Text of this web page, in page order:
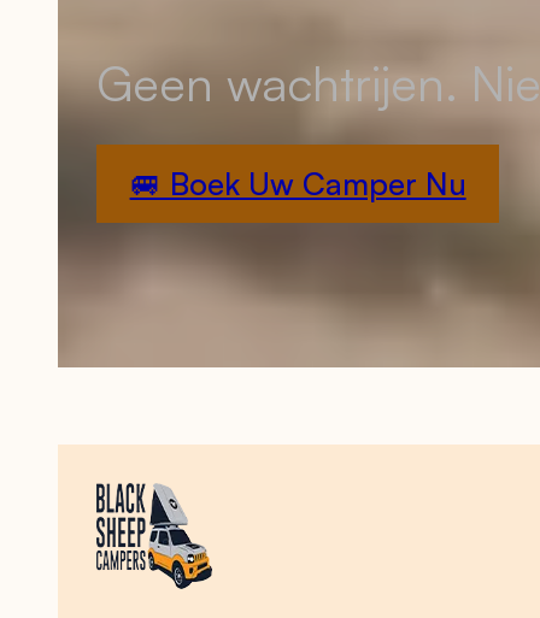
Geen wachtrijen.
🚐 Boek Uw Camper Nu